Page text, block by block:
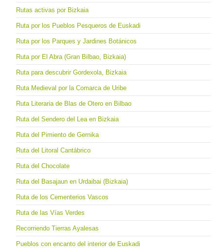
Rutas activas por Bizkaia
Ruta por los Pueblos Pesqueros de Euskadi
Ruta por los Parques y Jardines Botánicos
Ruta por El Abra (Gran Bilbao, Bizkaia)
Ruta para descubrir Gordexola, Bizkaia
Ruta Medieval por la Comarca de Uribe
Ruta Literaria de Blas de Otero en Bilbao
Ruta del Sendero del Lea en Bizkaia
Ruta del Pimiento de Gernika
Ruta del Litoral Cantábrico
Ruta del Chocolate
Ruta del Basajaun en Urdaibai (Bizkaia)
Ruta de los Cementerios Vascos
Ruta de las Vías Verdes
Recorriendo Tierras Ayalesas
Pueblos con encanto del interior de Euskadi